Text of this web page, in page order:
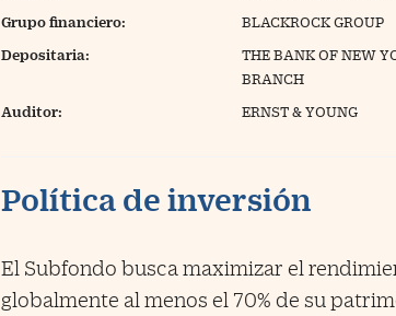
Grupo financiero: BLACKROCK GROUP
Depositaria:
THE BANK OF NEW
BRANCH
Auditor: ERNST & YOUNG
Política de inversión
El Subfondo busca maximizar el
globalmente al menos el 70% de su